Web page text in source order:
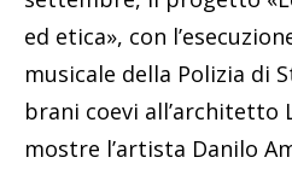
ed etica», con
musicale della Polizia di
brani coevi all’architetto
mostre l’artista Danilo